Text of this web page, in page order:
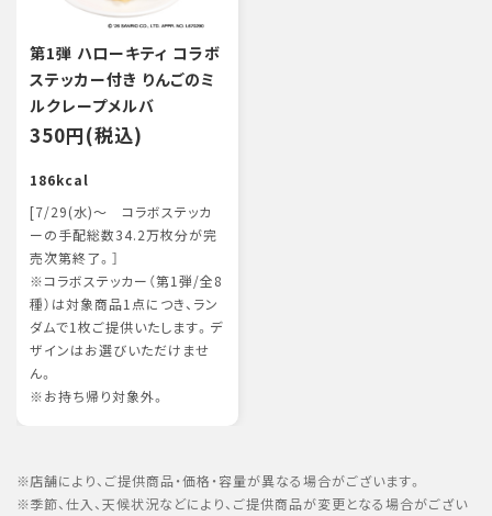
第1弾 ハローキティ コラボ
ステッカー付き りんごのミ
ルクレープメルバ
350円(税込)
186kcal
[7/29(水)～ コラボステッカ
ーの手配総数34.2万枚分が完
売次第終了。］
※コラボステッカー（第1弾/全8
種）は対象商品1点につき、ラン
ダムで1枚ご提供いたします。デ
ザインはお選びいただけませ
ん。
※お持ち帰り対象外。
店舗により、ご提供商品・価格・容量が異なる場合がございます。
季節、仕入、天候状況などにより、ご提供商品が変更となる場合がござい